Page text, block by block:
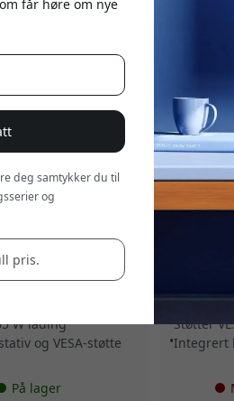
C og støtte for MPP
- Sølv
med
W lading
og VESA-støtte
På lager
Støtter
Integrert
får høre om nye
deg samtykker du til
og
pris.